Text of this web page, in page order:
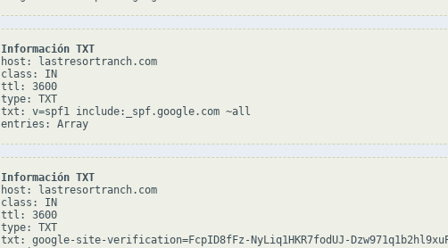
Información TXT
host: lastresortranch.com
class: IN
ttl: 3600
type: TXT
txt: v=spf1 include:_spf.google.com ~all
entries: Array
Información TXT
host: lastresortranch.com
class: IN
ttl: 3600
type: TXT
txt: google-site-verification=FcpID8fFz-NyLiq1HKR7fodUJ-